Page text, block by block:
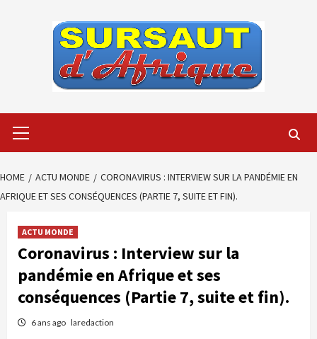
Menu
HOME ACTU MONDE
CORONAVIRUS : INTERVIEW SUR LA PANDÉMIE EN
AFRIQUE ET SES CONSÉQUENCES (PARTIE 7, SUITE ET FIN).
ACTU MONDE
Coronavirus : Interview sur la
pandémie en Afrique et ses
conséquences (Partie 7, suite et fin).
6 ans ago laredaction